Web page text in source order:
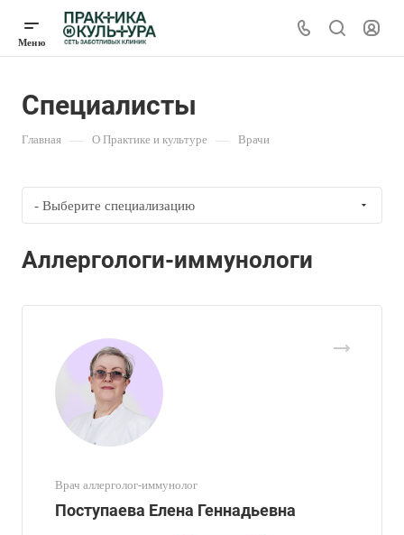
Специалисты
Главная — О Практике и культуре — Врачи
- Выберите специализацию
Аллергологи-иммунологи
Врач аллерголог-иммунолог
Поступаева Елена Геннадьевна